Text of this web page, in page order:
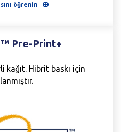
öğrenin
Pre-Print+
kağıt. Hibrit baskı için